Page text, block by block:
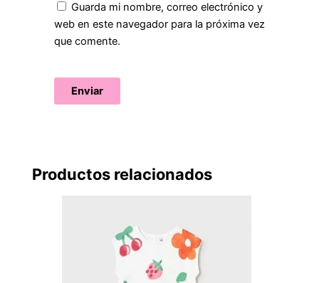
Guarda mi nombre, correo electrónico y
web en este navegador para la próxima vez
que comente.
Productos relacionados